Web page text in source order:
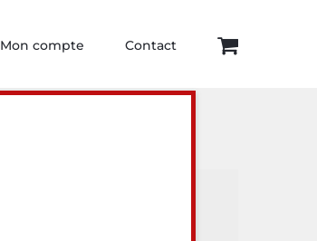
Mon compte Contact